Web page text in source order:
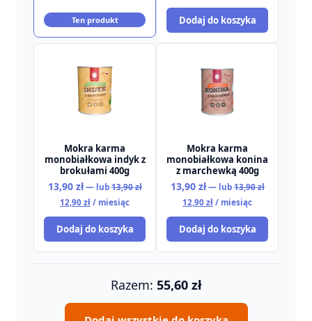
13,90 zł.
wynosi:
12,90 zł.
Ten produkt
13,90 zł.
wynosi:
12,90 zł.
Dodaj do koszyka
Mokra karma
monobiałkowa indyk z
brokułami 400g
13,90 zł —lub13,90złPierwotna
13,90 zł.
12,90 złAktualna
wynosi:
12,90 zł.
/ miesiąc
Dodaj do koszyka
Mokra karma
monobiałkowa konina
z marchewką 400g
13,90 zł —lub13,90złPierwotna
13,90 zł.
12,90 złAktualna
wynosi:
12,90 zł.
/ miesiąc
Dodaj do koszyka
Razem: 55,60 zł